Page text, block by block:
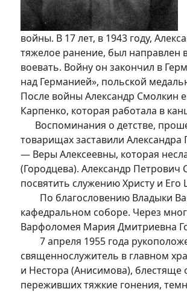
войны. В 17 лет, в 1943 году,
тяжелое ранение, был направлен
воевать. Войну он закончил в
над Германией», польской
После войны Александр Смолкин
Карпенко, которая работала в
Воспоминания о детстве,
товарищах заставили
— Веры Алексеевны, которая
(Городцева). Александр
посвятить служению Христу и Его
По благословению Владыки
кафедральном соборе. Через
Варфоломея Мария Дмитриевна
7 апреля 1955 года
священнослужитель в главном
и Нестора (Анисимова),
переживших тяжкие гонения,